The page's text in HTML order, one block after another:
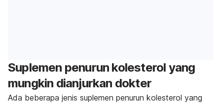
Suplemen penurun kolesterol yang
mungkin dianjurkan dokter
Ada beberapa jenis suplemen penurun kolesterol yang